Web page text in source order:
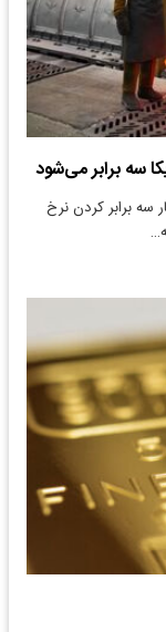
سه برابر می‌شود
سه برابر کردن نرخ